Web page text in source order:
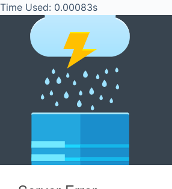
Time Used: 0.00083s